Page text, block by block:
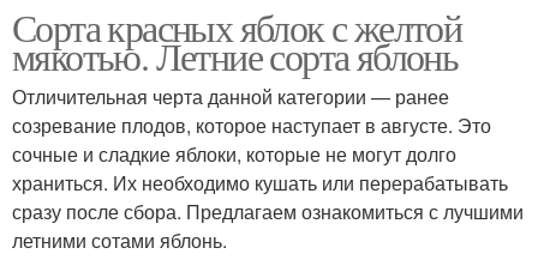
Сорта красных яблок с желтой
мякотью. Летние сорта яблонь
Отличительная черта данной категории — ранее
созревание плодов, которое наступает в августе. Это
сочные и сладкие яблоки, которые не могут долго
храниться. Их необходимо кушать или перерабатывать
сразу после сбора. Предлагаем ознакомиться с лучшими
летними сотами яблонь.